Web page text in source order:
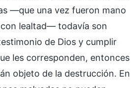
—que una vez fueron mano
lealtad— todavía son
de Dios y cumplir
les corresponden, entonces
objeto de la destrucción. En